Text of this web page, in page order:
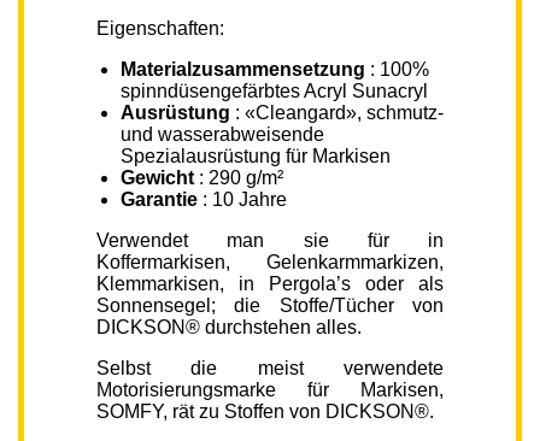
Eigenschaften:
Materialzusammensetzung : 100%
spinndüsengefärbtes Acryl Sunacryl
Ausrüstung : «Cleangard», schmutz-
und wasserabweisende
Spezialausrüstung für Markisen
Gewicht : 290 g/m²
Garantie : 10 Jahre
Verwendet man sie für in
Koffermarkisen, Gelenkarmmarkizen,
Klemmarkisen, in Pergola’s oder als
Sonnensegel; die Stoffe/Tücher von
DICKSON® durchstehen alles.
Selbst die meist verwendete
Motorisierungsmarke für Markisen,
SOMFY, rät zu Stoffen von DICKSON®.